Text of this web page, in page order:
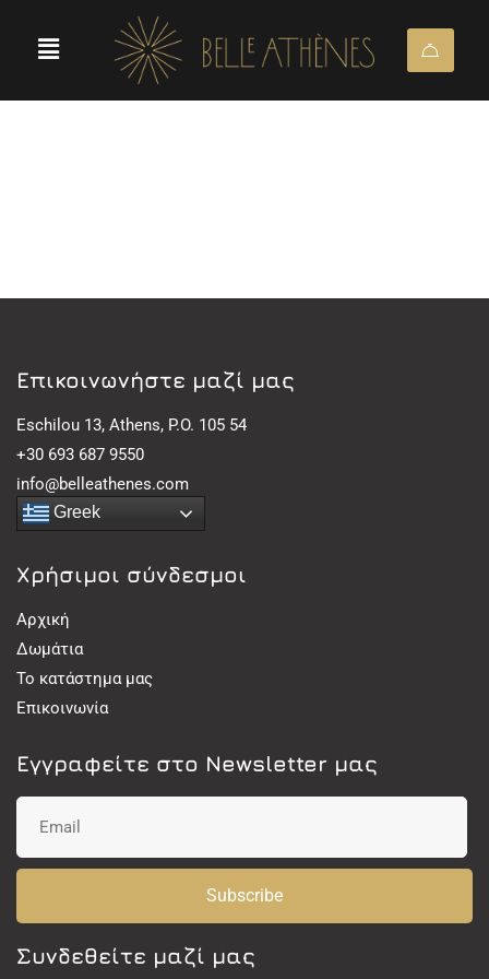
Eπικοινωνήστε μαζί μας
Eschilou 13, Athens, P.O. 105 54
+30 693 687 9550
info@belleathenes.com
Greek
Χρήσιμοι σύνδεσμοι
Αρχική
Δωμάτια
Το κατάστημα μας
Επικοινωνία
Εγγραφείτε στο Newsletter μας
Subscribe
Συνδεθείτε μαζί μας